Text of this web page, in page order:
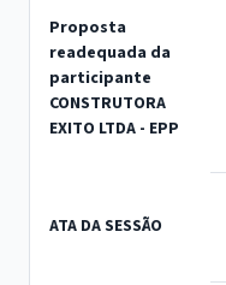
Proposta
readequada da
participante
CONSTRUTORA
EXITO LTDA - EPP
ATA DA SESSÃO